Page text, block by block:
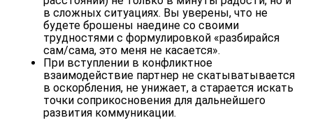
в сложных ситуациях. Вы уверены, что не
будете брошены наедине со своими
трудностями с формулировкой «разбирайся
сам/сама, это меня не касается».
При вступлении в конфликтное
взаимодействие партнер не скатыватывается
в оскорбления, не унижает, а старается искать
точки соприкосновения для дальнейшего
развития коммуникации.